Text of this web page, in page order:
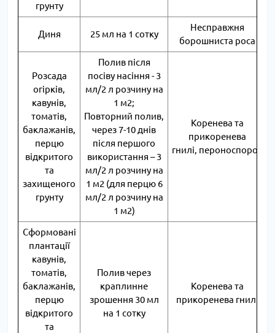
грунту
Диня 25 мл на 1 сотку
Несправжня
борошниста роса
Розсада
огірків,
кавунів,
томатів,
баклажанів,
перцю
відкритого
та
захищеного
грунту
Полив після
посіву насіння - 3
мл/2 л розчину на
1 м2;
Повторний полив,
через 7-10 днів
після першого
використання – 3
мл/2 л розчину на
1 м2 (для перцю 6
мл/2 л розчину на
1 м2)
Коренева та
прикоренева
гнилі, пероноспороз
Сформовані
плантації
кавунів,
томатів,
баклажанів,
перцю
відкритого
та
Полив через
краплинне
зрошення 30 мл
на 1 сотку
Коренева та
прикоренева гнилі